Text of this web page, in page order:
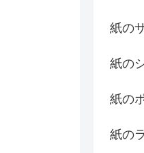
紙の
紙の
紙の
紙の